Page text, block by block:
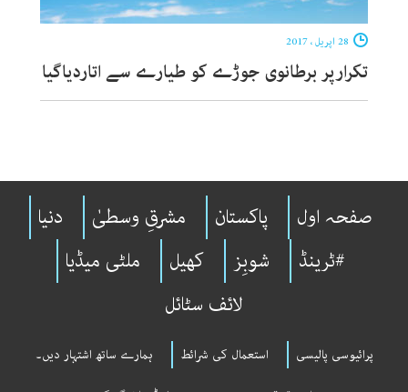
تکرارپر برطانوی جوڑے کو طیارے سے اتاردیاگیا
صفحہ اول پاکستان مشرقِ وسطیٰ
دنیا
#ٹرینڈ
شوبِز کھیل
ملٹی میڈیا
لائف سٹائل
پرائیوسی پالیسی استعمال کی شرائط ہمارے ساتھ اشتہار دیں۔